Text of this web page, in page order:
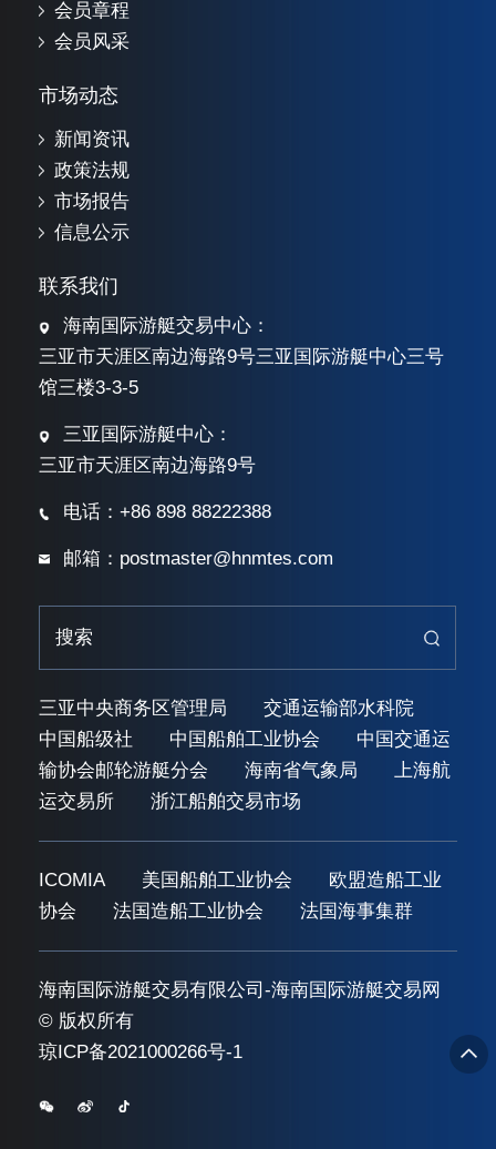
会员章程
会员风采
市场动态
新闻资讯
政策法规
市场报告
信息公示
联系我们
海南国际游艇交易中心：
三亚市天涯区南边海路9号三亚国际游艇中心三号
馆三楼3-3-5
三亚国际游艇中心：
三亚市天涯区南边海路9号
电话：+86 898 88222388
邮箱：postmaster@hnmtes.com
三亚中央商务区管理局
交通运输部水科院
中国船级社
中国船舶工业协会
中国交通运
输协会邮轮游艇分会
海南省气象局
上海航
运交易所
浙江船舶交易市场
ICOMIA 美国船舶工业协会
欧盟造船工业
协会
法国造船工业协会 法国海事集群
海南国际游艇交易有限公司-海南国际游艇交易网
© 版权所有
琼ICP备2021000266号-1